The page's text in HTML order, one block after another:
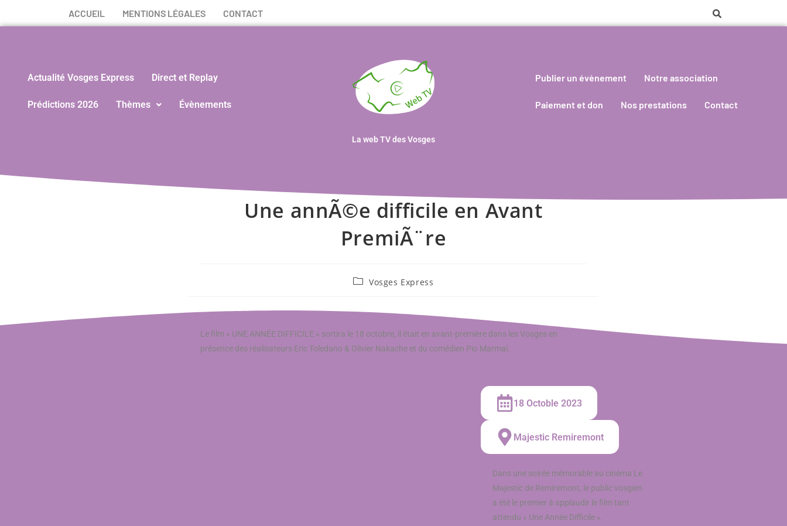
ACCUEIL MENTIONS LÉGALES CONTACT
Actualité Vosges Express Direct et Replay
Prédictions 2026 Thèmes Évènements
La web TV des Vosges
Publier un évènement Notre association
Paiement et don Nos prestations Contact
Une annÃ©e difficile en Avant
PremiÃ¨re
Vosges Express
Le film « UNE ANNÉE DIFFICILE » sortira le 18 octobre, il était en avant-première dans les Vosges en
présence des réalisateurs Eric Toledano & Olivier Nakache et du comédien Pio Marmaï.
18 Octoble 2023
Majestic Remiremont
Dans une soirée mémorable au cinéma Le
Majestic de Remiremont, le public vosgien
a été le premier à applaudir le film tant
attendu « Une Année Difficile ».